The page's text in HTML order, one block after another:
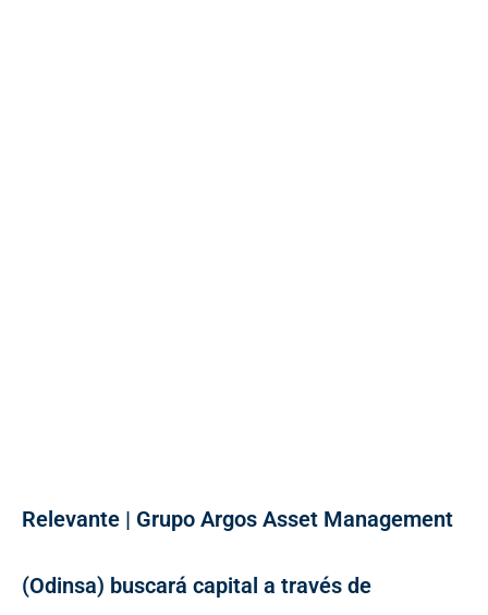
Relevante | Grupo Argos Asset Management
(Odinsa) buscará capital a través de